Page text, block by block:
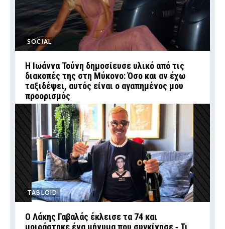
SOCIAL
Η Ιωάννα Τούνη δημοσίευσε υλικό από τις
διακοπές της στη Μύκονο: Όσο και αν έχω
ταξιδέψει, αυτός είναι ο αγαπημένος μου
προορισμός
TABLOID
Ο Λάκης Γαβαλάς έκλεισε τα 74 και
μοιράστηκε ένα μήνυμα που συγκίνησε ‑ Τι